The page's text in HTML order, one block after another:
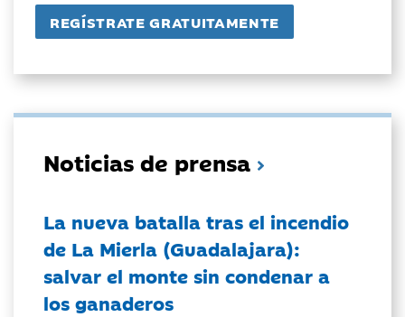
Noticias de prensa
La nueva batalla tras el incendio
de La Mierla (Guadalajara):
salvar el monte sin condenar a
los ganaderos